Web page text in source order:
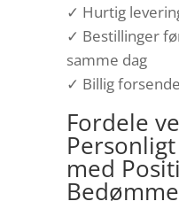
✓ Hurtig
✓ Bestillinger
samme dag
✓ Billig
Fordele
med